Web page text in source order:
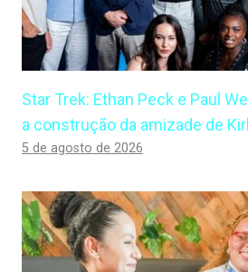
Star Trek: Ethan Peck e Paul
a construção da amizade de
5 de agosto de 2026